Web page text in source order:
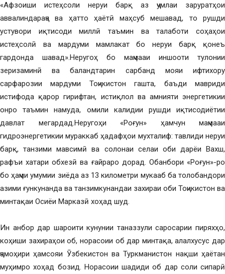
«Афзоиши истеҳсоли неруи барқ аз ҷумлаи заруратҳои
аввалиндараҷа ва ҳатто ҳаётӣ маҳсуб мешавад, то рушди
устувори иқтисоди миллӣ таъмин ва талаботи соҳаҳои
истеҳсолӣ ва мардуми мамлакат бо неруи барқ қонеъ
гардонда шавад».Неругоҳ бо маҷмааи иншооти тулонии
зеризаминӣ ва баландтарин сарбанд мояи ифтихору
сарфарозии мардуми Тоҷикистон гашта, баъди мавриди
истифода қарор гирифтан, истиқлол ва амнияти энергетикии
онро таъмин намуда, омили калидии рушди иқтисодиётии
давлат мегардад.Неругоҳи «Роғун» ҳамчун маҷмааи
гидроэнергетикии мураккаб ҳадафҳои мухталиф: тавлиди неруи
барқ, танзими мавсимӣ ва солонаи селаи оби дарёи Вахш,
рафъи хатари обхезӣ ва ғайраро дорад. Обанбори «Роғун»-ро
бо ҳаҷми умумии зиёда аз 13 километри мукааб ба толобандори
азими ғункунанда ва танзимкунандаи захираи оби Тоҷикистон ва
минтақаи Осиёи Марказӣ хоҳад шуд.
Ин анбор дар шароити кунунии таназзули саросарии пиряхҳо,
коҳиши захираҳои об, норасоии об дар минтақа, алалхусус дар
ҷамоҳири ҳамсояи Ӯзбекистон ва Туркманистон нақши ҳаётан
муҳимро хоҳад бозид. Норасоии шадиди об дар соли сипарӣ